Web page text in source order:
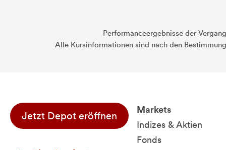
Performanceergebnisse der
Alle Kursinformationen sind nach den
Jetzt Depot eröffnen
Markets
Indizes & Aktien
Fonds